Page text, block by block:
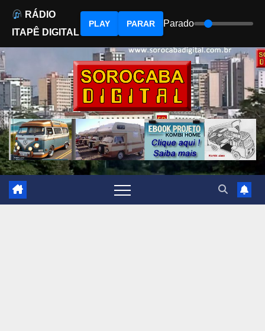
to
content
RÁDIO
ITAPÊ DIGITAL
PLAY PARAR Parado